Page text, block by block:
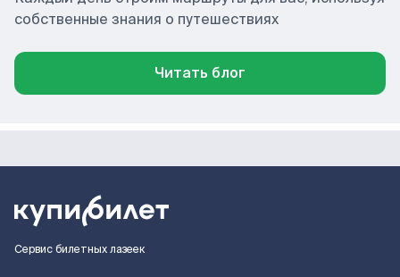
собственные знания о путешествиях
Читать блог
Сервис билетных лазеек